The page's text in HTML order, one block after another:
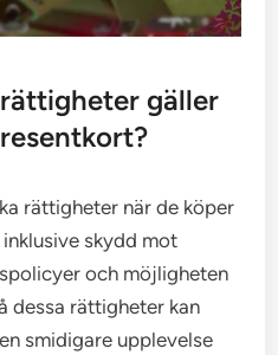
gäller
rättigheter när de köper
skydd mot
och möjligheten
dessa rättigheter kan
smidigare upplevelse